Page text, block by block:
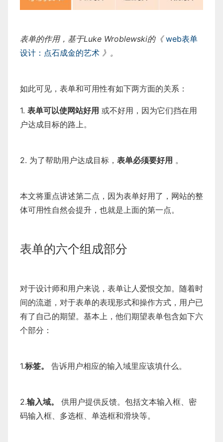
表单的作用，基于Luke Wroblewski的《 web表单
设计：点石成金的艺术 》。
如此可见，表单和可用性有如下两方面的关系：
1. 表单可以使网站好用 或不好用，因为它们挡在用
户达成目标的路上。
2. 为了帮助用户达成目标， 表单必须要好用 。
本文将重点讲述第二点，因为表单好用了，网站的整
体可用性自然会提升，也就是上面的第一点。
表单的六个组成部分
对于设计师和用户来说，表单让人爱恨交加。随着时
间的流逝，对于表单的表现形式和操作方式，用户已
有了自己的期望。基本上，他们期望表单包含如下六
个部分：
1.标签。 告诉用户相应的输入域里应该填什么。
2.输入域。
供用户提供反馈。包括文本输入框、密
码输入框、多选框、单选框和滑块等。